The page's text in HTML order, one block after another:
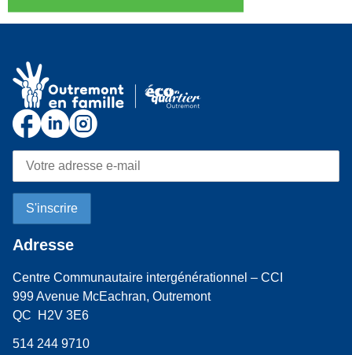
Adresse
Centre Communautaire intergénérationnel – CCI
999 Avenue McEachran, Outremont
QC H2V 3E6
514 244 9710